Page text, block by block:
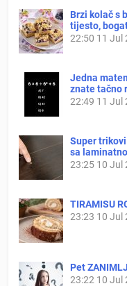
Brzi kolač s
tijesto,
22:50 11 Jul
Jedna
znate tačno
22:49 11 Jul
Super
sa
23:25 10 Jul
TIRAMISU
23:23 10 Jul
Pet
23:22 10 Jul